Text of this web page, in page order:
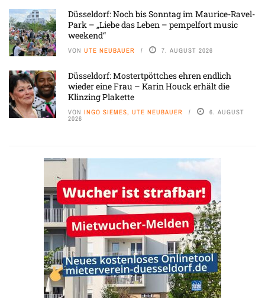
Düsseldorf: Noch bis Sonntag im Maurice-Ravel-
Park – „Liebe das Leben – pempelfort music
weekend“
VON UTE NEUBAUER 7. AUGUST 2026
Düsseldorf: Mostertpöttches ehren endlich
wieder eine Frau – Karin Houck erhält die
Klinzing Plakette
VON INGO SIEMES, UTE NEUBAUER 6. AUGUST
2026